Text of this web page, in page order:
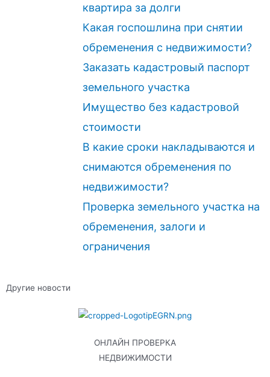
квартира за долги
Какая госпошлина при снятии
обременения с недвижимости?
Заказать кадастровый паспорт
земельного участка
Имущество без кадастровой
стоимости
В какие сроки накладываются и
снимаются обременения по
недвижимости?
Проверка земельного участка на
обременения, залоги и
ограничения
Другие новости
ОНЛАЙН ПРОВЕРКА
НЕДВИЖИМОСТИ